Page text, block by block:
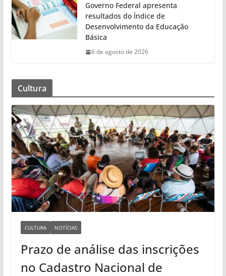
Governo Federal apresenta
resultados do Índice de
Desenvolvimento da Educação
Básica
6 de agosto de 2026
Cultura
CULTURA NOTÍCIAS
Prazo de análise das inscrições
no Cadastro Nacional de